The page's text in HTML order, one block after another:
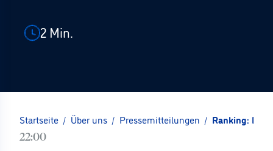
2 Min.
Startseite / Über uns / Pressemitteilungen / Ranking:
22:00